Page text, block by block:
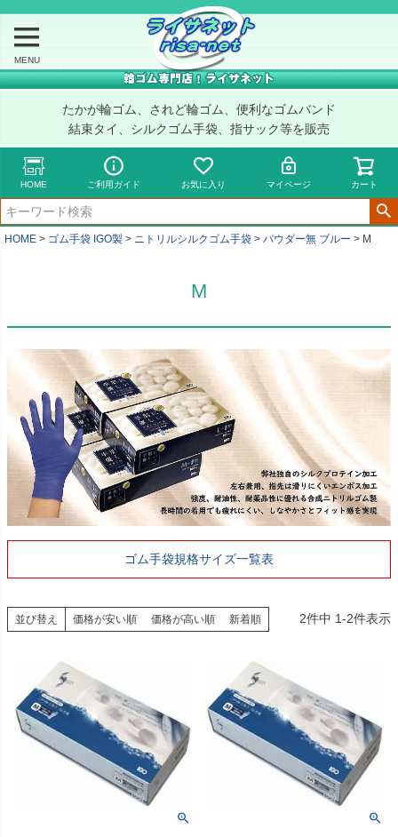
MENU
たかが輪ゴム、されど輪ゴム、便利なゴムバンド
結束タイ、シルクゴム手袋、指サック等を販売
HOME ご利用ガイド お気に入り マイページ カート
HOME ゴム手袋 IGO製 ニトリルシルクゴム手袋 パウダー無 ブルー M
M
ゴム手袋規格サイズ一覧表
並び替え 価格が安い順 価格が高い順 新着順 2件中 1-2件表示